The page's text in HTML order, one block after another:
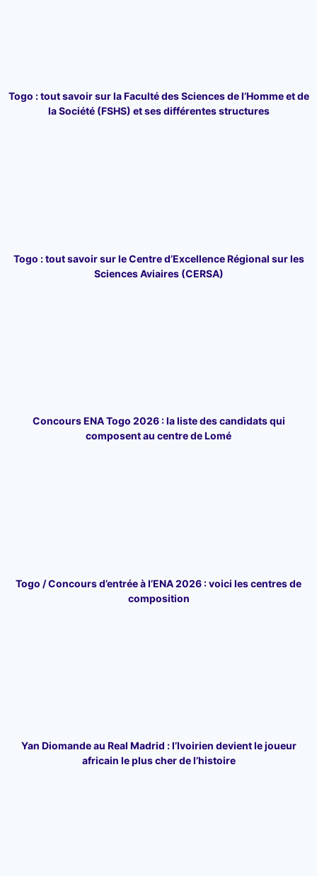
Togo : tout savoir sur la Faculté des Sciences de l’Homme et de
la Société (FSHS) et ses différentes structures
Togo : tout savoir sur le Centre d’Excellence Régional sur les
Sciences Aviaires (CERSA)
Concours ENA Togo 2026 : la liste des candidats qui
composent au centre de Lomé
Togo / Concours d’entrée à l’ENA 2026 : voici les centres de
composition
Yan Diomande au Real Madrid : l’Ivoirien devient le joueur
africain le plus cher de l’histoire